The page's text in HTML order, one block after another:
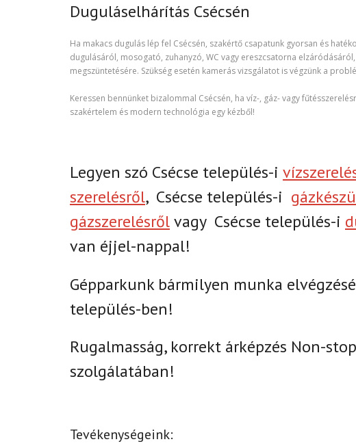
Duguláselhárítás Csécsén
Ha makacs dugulás lép fel Csécsén, szakértő csapatunk gyorsan és
dugulásáról, mosogató, zuhanyzó, WC vagy ereszcsatorna
megszüntetésére. Szükség esetén kamerás vizsgálatot is végzünk a
Keressen bennünket bizalommal Csécsén, ha víz-, gáz- vagy
szakértelem és modern technológia egy kézből!
Legyen szó Csécse település-i
szerelésről, Csécse település-i
gázszerelésrőlvagy Csécse település-i
van éjjel-nappal!
Gépparkunk bármilyen munka
település-ben!
Rugalmasság, korrekt árképzés Non-
szolgálatában!
Tevékenységeink: